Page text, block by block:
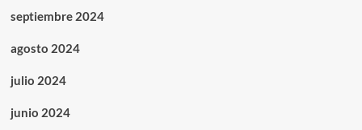
septiembre 2024
agosto 2024
julio 2024
junio 2024